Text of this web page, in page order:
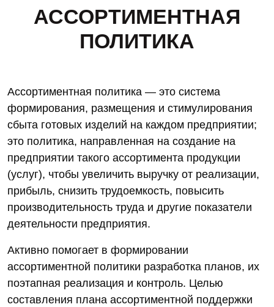
АССОРТИМЕНТНАЯ
ПОЛИТИКА
Ассортиментная политика — это система
формирования, размещения и стимулирования
сбыта готовых изделий на каждом предприятии;
это политика, направленная на создание на
предприятии такого ассортимента продукции
(услуг), чтобы увеличить выручку от реализации,
прибыль, снизить трудоемкость, повысить
производительность труда и другие показатели
деятельности предприятия.
Активно помогает в формировании
ассортиментной политики разработка планов, их
поэтапная реализация и контроль. Целью
составления плана ассортиментной поддержки